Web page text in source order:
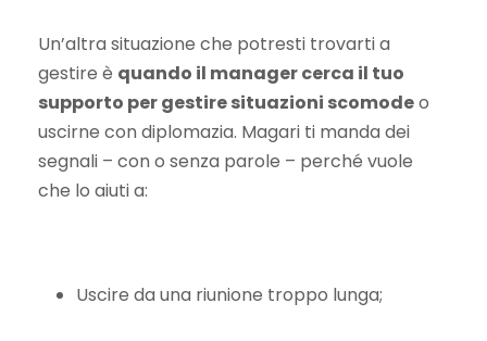
Un’altra situazione che potresti trovarti a
gestire è quando il manager cerca il tuo
supporto per gestire situazioni scomodeo
uscirne con diplomazia. Magari ti manda dei
segnali – con o senza parole – perché vuole
che lo aiuti a:
Uscire da una riunione troppo lunga;